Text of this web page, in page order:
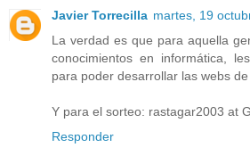
Javier Torrecilla martes, 19
La verdad es que para aquella
conocimientos en informática,
para poder desarrollar las webs de
Y para el sorteo: rastagar2003 at
Responder